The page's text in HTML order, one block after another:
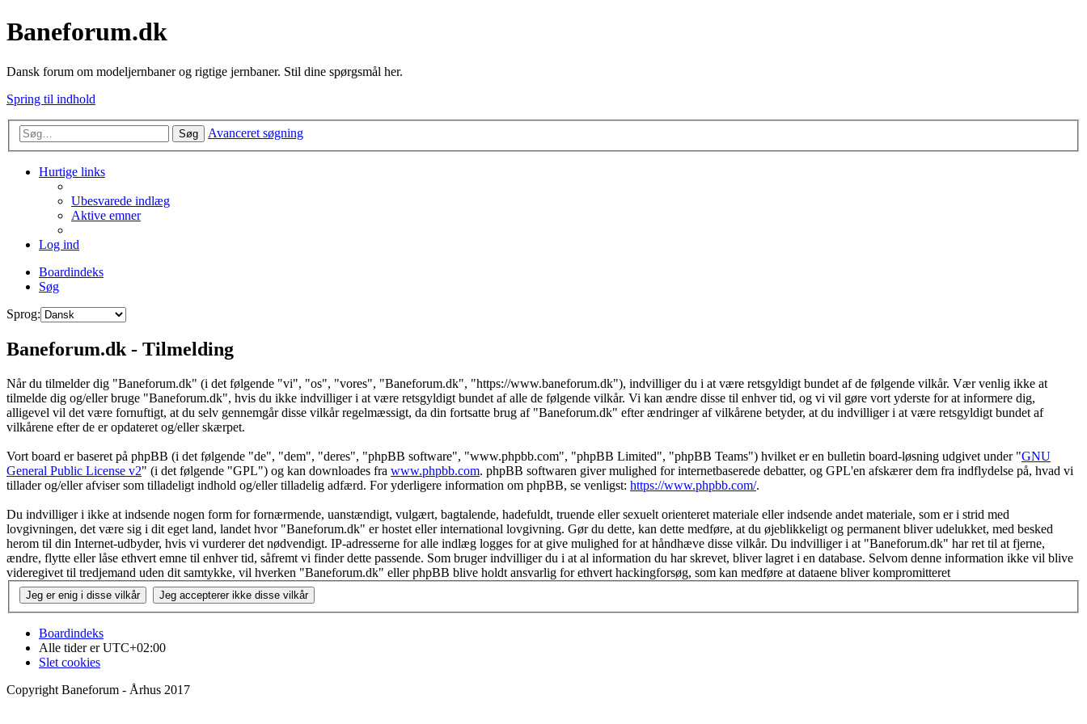
Baneforum.dk
Dansk forum om modeljernbaner og rigtige jernbaner. Stil dine spørgsmål her.
Spring til indhold
Søg Avanceret søgning
Hurtige links
Ubesvarede indlæg
Aktive emner
Log ind
Boardindeks
Søg
Sprog:
Baneforum.dk - Tilmelding
Når du tilmelder dig "Baneforum.dk" (i det følgende "vi", "os", "vores", "Baneforum.dk", "https://www.baneforum.dk"), indvilliger du i at være retsgyldigt bundet af de følgende vilkår. Vær venlig ikke at
tilmelde dig og/eller bruge "Baneforum.dk", hvis du ikke indvilliger i at være retsgyldigt bundet af alle de følgende vilkår. Vi kan ændre disse til enhver tid, og vi vil gøre vort yderste for at informere dig,
alligevel vil det være fornuftigt, at du selv gennemgår disse vilkår regelmæssigt, da din fortsatte brug af "Baneforum.dk" efter ændringer af vilkårene betyder, at du indvilliger i at være retsgyldigt bundet af
vilkårene efter de er opdateret og/eller skærpet.
Vort board er baseret på phpBB (i det følgende "de", "dem", "deres", "phpBB software", "www.phpbb.com", "phpBB Limited", "phpBB Teams") hvilket er en bulletin board-løsning udgivet under "GNU
General Public License v2" (i det følgende "GPL") og kan downloades fra www.phpbb.com. phpBB softwaren giver mulighed for internetbaserede debatter, og GPL'en afskærer dem fra indflydelse på, hvad vi
tillader og/eller afviser som tilladeligt indhold og/eller tilladelig adfærd. For yderligere information om phpBB, se venligst: https://www.phpbb.com/.
Du indvilliger i ikke at indsende nogen form for fornærmende, uanstændigt, vulgært, bagtalende, hadefuldt, truende eller sexuelt orienteret materiale eller indsende andet materiale, som er i strid med
lovgivningen, det være sig i dit eget land, landet hvor "Baneforum.dk" er hostet eller international lovgivning. Gør du dette, kan dette medføre, at du øjeblikkeligt og permanent bliver udelukket, med besked
herom til din Internet-udbyder, hvis vi vurderer det nødvendigt. IP-adresserne for alle indlæg logges for at give mulighed for at håndhæve disse vilkår. Du indvilliger i at "Baneforum.dk" har ret til at fjerne,
ændre, flytte eller låse ethvert emne til enhver tid, såfremt vi finder dette passende. Som bruger indvilliger du i at al information du har skrevet, bliver lagret i en database. Selvom denne information ikke vil blive
videregivet til tredjemand uden dit samtykke, vil hverken "Baneforum.dk" eller phpBB blive holdt ansvarlig for ethvert hackingforsøg, som kan medføre at dataene bliver kompromitteret
Boardindeks
Alle tider erUTC+02:00
Slet cookies
Copyright Baneforum - Århus 2017